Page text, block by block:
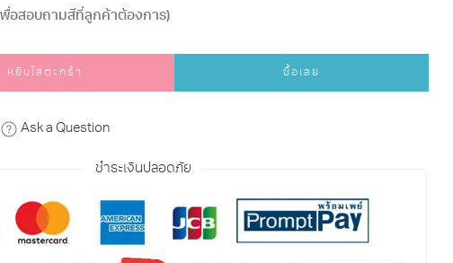
พื่อสอบถามสีที่ลูกค้าต้องการ)
หยิบใส่ตะกร้า ซื้อเลย
Ask a Question
ชำระเงินปลอดภัย